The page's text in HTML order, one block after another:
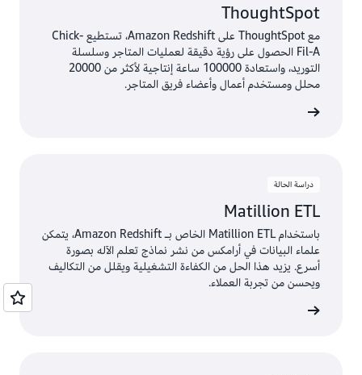
ThoughtSpot
مع ThoughtSpot على Amazon Redshift، تستطيع Chick-
Fil-A الحصول على رؤية دقيقة لعمليات المتاجر وسلسلة
التوريد، واستعادة 100000 ساعة إنتاجية لأكثر من 20000
محلل ومستخدم أعمال وأعضاء فريق المتاجر.
دراسة الحالة
Matillion ETL
باستخدام Matillion ETL الخاص بـ Amazon Redshift، يتمكن
علماء البيانات في أرامكس من نشر نماذج تعلم الآله بصورة
أسرع. يزيد هذا الحل من الكفاءة التشغيلية ويقلل من التكاليف
ويحسن من تجربة العملاء.